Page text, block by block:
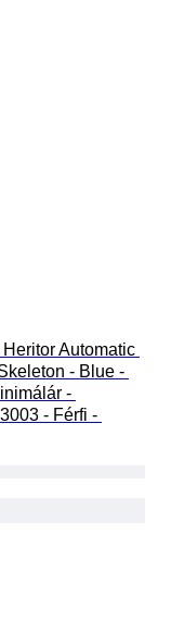
Heritor Automatic
- Blue -
-
- Férfi -